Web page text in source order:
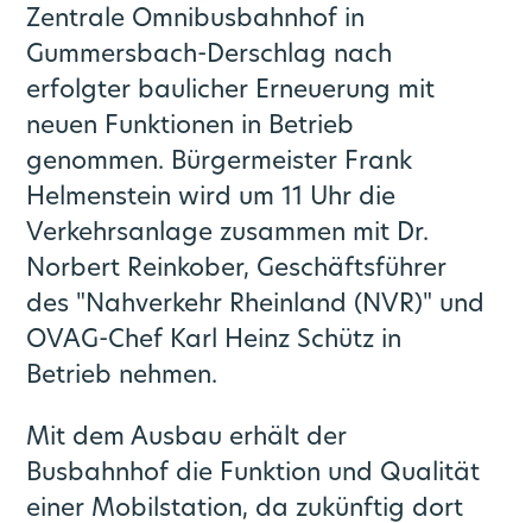
Zentrale Omnibusbahnhof in
Gummersbach-Derschlag nach
erfolgter baulicher Erneuerung mit
neuen Funktionen in Betrieb
genommen. Bürgermeister Frank
Helmenstein wird um 11 Uhr die
Verkehrsanlage zusammen mit Dr.
Norbert Reinkober, Geschäftsführer
des "Nahverkehr Rheinland (NVR)" und
OVAG-Chef Karl Heinz Schütz in
Betrieb nehmen.
Mit dem Ausbau erhält der
Busbahnhof die Funktion und Qualität
einer Mobilstation, da zukünftig dort
Verkehrsprodukte
Verkehrsqualität
SPNV-Vergabeverfahren
Die S-Bahn Rheinland kommt
Förderprogramme
Bahnknoten Aachen
Rheinisches Revier
Park and Ride
Regionale Konzepte
Zukunftsmobilität
CoKo Rechner
Multimodale Datendrehscheibe NRW
Veranstaltungen
LinkedIn News
Video- und Bildmaterial
Publikationen
Pressemeldungen Partner
Pressekontakte
go.Update – Newsletter
Zweckverband
go.Synergie
Gremien
Benefits